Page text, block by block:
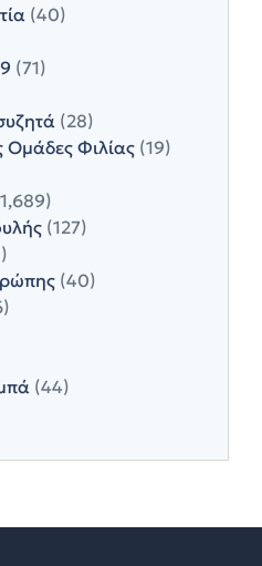
(40)
(71)
(28)
Ομάδες Φιλίας (19)
(127)
(40)
(44)